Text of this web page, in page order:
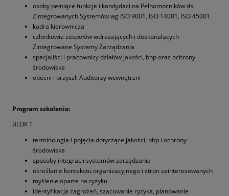
osoby pełniące funkcje i kandydaci na Pełnomocników ds.
Zintegrowanych Systemów wg ISO 9001, ISO 14001, ISO 45001
kadra kierownicza
członkowie zespołów wdrażających i doskonalących
Zintegrowane Systemy Zarządzania
specjaliści i pracownicy działów jakości, bhp oraz ochrony
środowiska
obecni i przyszli Auditorzy wewnętrzni
Program szkolenia:
BLOK 1
terminologia i pojęcia dotyczące jakości, bhp i ochrony
środowiska
sposoby integracji systemów zarządzania
określanie kontekstu organizacyjnego i stron zainteresowanych
myślenie oparte na ryzyku
identyfikacja zagrożeń, szacowanie ryzyka, planowanie